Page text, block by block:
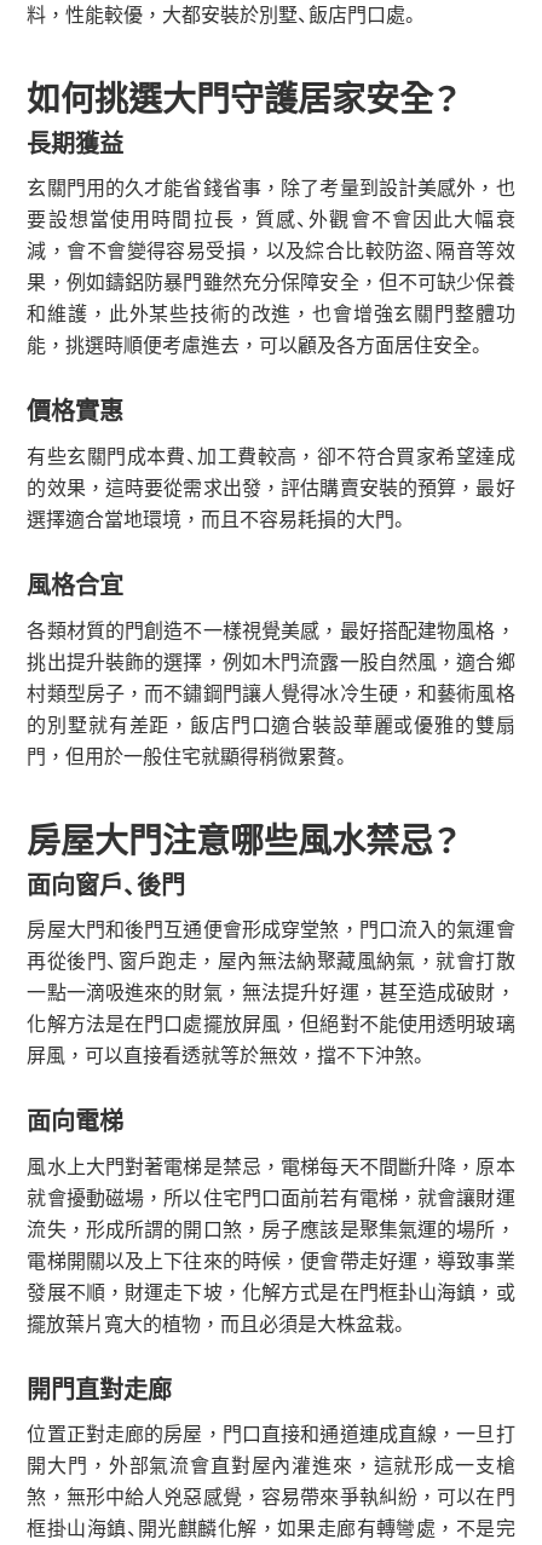
料，性能較優，大都安裝於別墅、飯店門口處。
如何挑選大門守護居家安全？
長期獲益
玄關門用的久才能省錢省事，除了考量到設計美感外，也
要設想當使用時間拉長，質感、外觀會不會因此大幅衰
減，會不會變得容易受損，以及綜合比較防盜、隔音等效
果，例如鑄鋁防暴門雖然充分保障安全，但不可缺少保養
和維護，此外某些技術的改進，也會增強玄關門整體功
能，挑選時順便考慮進去，可以顧及各方面居住安全。
價格實惠
有些玄關門成本費、加工費較高，卻不符合買家希望達成
的效果，這時要從需求出發，評估購賣安裝的預算，最好
選擇適合當地環境，而且不容易耗損的大門。
風格合宜
各類材質的門創造不一樣視覺美感，最好搭配建物風格，
挑出提升裝飾的選擇，例如木門流露一股自然風，適合鄉
村類型房子，而不鏽鋼門讓人覺得冰冷生硬，和藝術風格
的別墅就有差距，飯店門口適合裝設華麗或優雅的雙扇
門，但用於一般住宅就顯得稍微累贅。
房屋大門注意哪些風水禁忌？
面向窗戶、後門
房屋大門和後門互通便會形成穿堂煞，門口流入的氣運會
再從後門、窗戶跑走，屋內無法納聚藏風納氣，就會打散
一點一滴吸進來的財氣，無法提升好運，甚至造成破財，
化解方法是在門口處擺放屏風，但絕對不能使用透明玻璃
屏風，可以直接看透就等於無效，擋不下沖煞。
面向電梯
風水上大門對著電梯是禁忌，電梯每天不間斷升降，原本
就會擾動磁場，所以住宅門口面前若有電梯，就會讓財運
流失，形成所謂的開口煞，房子應該是聚集氣運的場所，
電梯開關以及上下往來的時候，便會帶走好運，導致事業
發展不順，財運走下坡，化解方式是在門框卦山海鎮，或
擺放葉片寬大的植物，而且必須是大株盆栽。
開門直對走廊
位置正對走廊的房屋，門口直接和通道連成直線，一旦打
開大門，外部氣流會直對屋內灌進來，這就形成一支槍
煞，無形中給人兇惡感覺，容易帶來爭執糾紛，可以在門
框掛山海鎮、開光麒麟化解，如果走廊有轉彎處，不是完